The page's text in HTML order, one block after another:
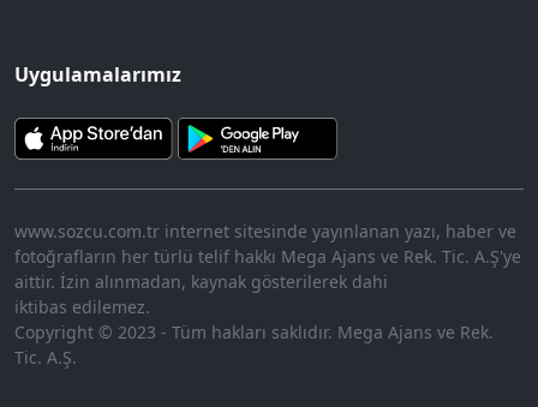
Uygulamalarımız
www.sozcu.com.tr internet sitesinde yayınlanan yazı, haber ve
fotoğrafların her türlü telif hakkı Mega Ajans ve Rek. Tic. A.Ş'ye
aittir. İzin alınmadan, kaynak gösterilerek dahi
iktibas edilemez.
Copyright © 2023 - Tüm hakları saklıdır. Mega Ajans ve Rek.
Tic. A.Ş.